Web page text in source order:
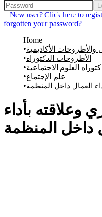
New user? Click here to
forgotten your password?
Home
والأطروحات الأكاديمية
الأطروحات الدكتوراه
العلوم الاجتماعية
علم الإجتماع
العمال داخل المنظمة
وعلاقته بأداء
داخل المنظمة